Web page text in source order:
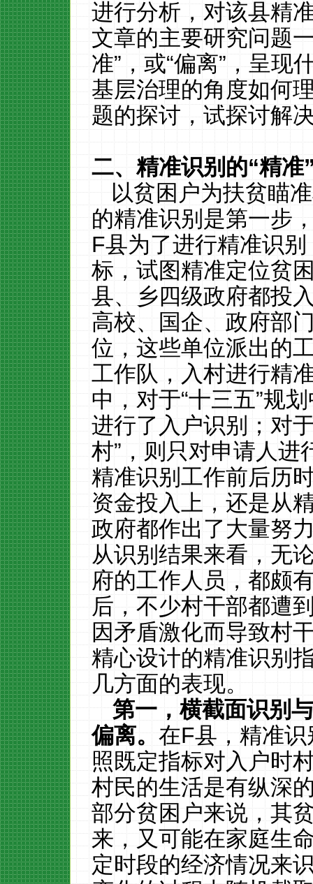
进行分析，对该县精
文章的主要研究问题
准”，或“偏离”，呈现
基层治理的角度如何
题的探讨，试探讨解
二、精准识别的“精准
以贫困户为扶贫瞄
的精准识别是第一步
F县为了进行精准识
标，试图精准定位贫
县、乡四级政府都投
高校、国企、政府部
位，这些单位派出的
工作队，入村进行精
中，对于“十三五”规
进行了入户识别；对
村”，则只对申请人进
精准识别工作前后历
资金投入上，还是从
政府都作出了大量努
从识别结果来看，无
府的工作人员，都颇
后，不少村干部都遭
因矛盾激化而导致村
精心设计的精准识别
几方面的表现。
第一，横截面识别
偏离。在F县，精准
照既定指标对入户时
村民的生活是有纵深
部分贫困户来说，其
来，又可能在家庭生
定时段的经济情况来